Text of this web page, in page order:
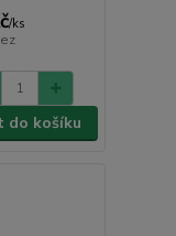
/ks
do košíku